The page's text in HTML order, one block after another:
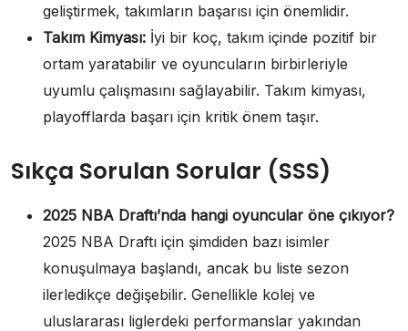
geliştirmek, takımların başarısı için önemlidir.
Takım Kimyası: İyi bir koç, takım içinde pozitif bir
ortam yaratabilir ve oyuncuların birbirleriyle
uyumlu çalışmasını sağlayabilir. Takım kimyası,
playofflarda başarı için kritik önem taşır.
Sıkça Sorulan Sorular (SSS)
2025 NBA Draftı’nda hangi oyuncular öne çıkıyor?
2025 NBA Draftı için şimdiden bazı isimler
konuşulmaya başlandı, ancak bu liste sezon
ilerledikçe değişebilir. Genellikle kolej ve
uluslararası liglerdeki performanslar yakından